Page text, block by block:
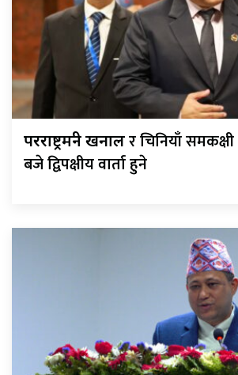
परराष्ट्रमन्त्री खनालर चिनियाँ
बजे द्विपक्षीय वार्ता हुने